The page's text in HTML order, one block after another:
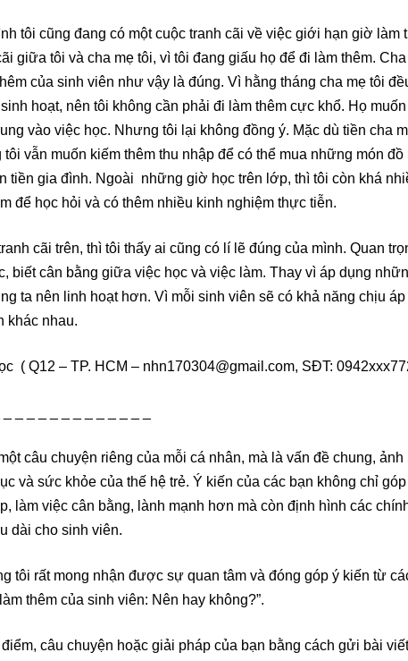
tôi cũng đang có một cuộc tranh cãi về việc giới hạn giờ làm
giữa tôi và cha mẹ tôi, vì tôi đang giấu họ để đi làm thêm.
của sinh viên như vậy là đúng. Vì hằng tháng cha mẹ tôi
hoạt, nên tôi không cần phải đi làm thêm cực khổ. Họ
vào việc học. Nhưng tôi lại không đồng ý. Mặc dù tiền cha
vẫn muốn kiếm thêm thu nhập để có thể mua những món đồ
tiền gia đình. Ngoài những giờ học trên lớp, thì tôi còn khá
để học hỏi và có thêm nhiều kinh nghiệm thực tiễn.
cãi trên, thì tôi thấy ai cũng có lí lẽ đúng của mình. Quan
biết cân bằng giữa việc học và việc làm. Thay vì áp dụng
ta nên linh hoạt hơn. Vì mỗi sinh viên sẽ có khả năng chịu
khác nhau.
( Q12 – TP. HCM – nhn170304@gmail.com, SĐT:
câu chuyện riêng của mỗi cá nhân, mà là vấn đề chung,
và sức khỏe của thế hệ trẻ. Ý kiến của các bạn không chỉ
làm việc cân bằng, lành mạnh hơn mà còn định hình các
dài cho sinh viên.
tôi rất mong nhận được sự quan tâm và đóng góp ý kiến từ
thêm của sinh viên: Nên hay không?”.
câu chuyện hoặc giải pháp của bạn bằng cách gửi bài